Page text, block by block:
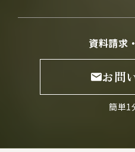
資料請求
お問
簡単1